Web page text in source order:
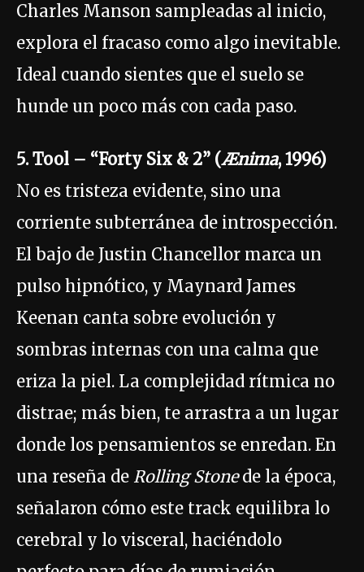
Charles Manson sampleadas al inicio,
explora el fracaso como algo inevitable.
Ideal cuando sientes que el suelo se
hunde un poco más con cada paso.
5. Tool – “Forty Six & 2” (Ænima, 1996)
No es tristeza evidente, sino una
corriente subterránea de introspección.
El bajo de Justin Chancellor marca un
pulso hipnótico, y Maynard James
Keenan canta sobre evolución y
sombras internas con una calma que
eriza la piel. La complejidad rítmica no
distrae; más bien, te arrastra a un lugar
donde los pensamientos se enredan. En
una reseña de Rolling Stonede la época,
señalaron cómo este track equilibra lo
cerebral y lo visceral, haciéndolo